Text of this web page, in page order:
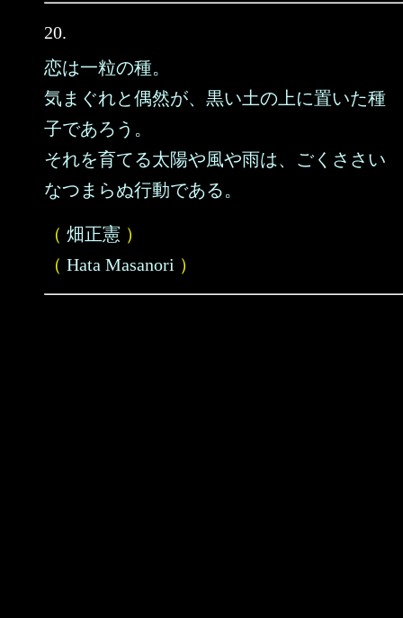
20.
恋は一粒の種。
気まぐれと偶然が、黒い土の上に置いた種
子であろう。
それを育てる太陽や風や雨は、ごくささい
なつまらぬ行動である。
（ 畑正憲 ）
（ Hata Masanori ）